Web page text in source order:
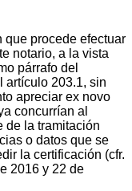
procede efectuar
notario, a la vista
párrafo del
artículo 203.1, sin
apreciar ex novo
concurrían al
de la tramitación
o datos que se
la certificación (cfr.
2016 y 22 de